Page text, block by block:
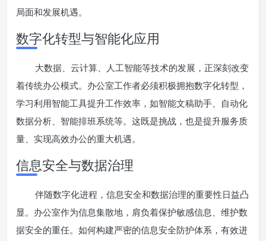
局面和发展机遇。
数字化转型与智能化应用
大数据、云计算、人工智能等技术的发展，正深刻改变
着传统办公模式。办公室工作者必须积极拥抱数字化转型，
学习利用智能工具提升工作效率，如智能文稿助手、自动化
数据分析、智能排班系统等。这既是挑战，也是提升服务质
量、实现高效办公的重大机遇。
信息安全与数据治理
伴随数字化进程，信息安全和数据治理的重要性日益凸
显。办公室作为信息集散地，肩负着保护敏感信息、维护数
据安全的重任。如何构建严密的信息安全防护体系，有效进